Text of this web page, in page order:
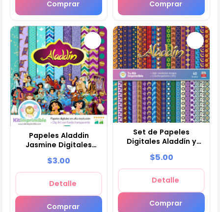
Comprar Comprar
Papeles Aladdin
Jasmine Digitales
- M5
$3.00
Detalle
Comprar
Set de Papeles
Digitales Aladdín y
para Fiestas y
Scrapbooking
$5.00
Detalle
Comprar